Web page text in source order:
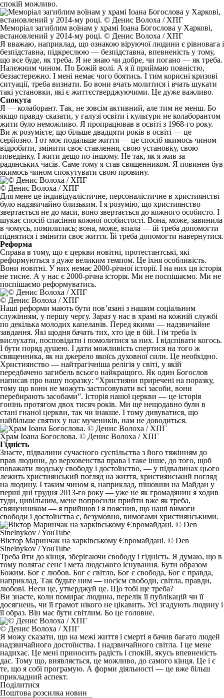
спокій можливо.
Меморіал загиблим воїнам у храмі Іоана Богослова у Харкові,
встановлений у 2014-му році. © Денис Волоха / ХПГ
Я вважаю, наприклад, що ознакою віруючої людини є рівновага і
безпідставна, підкреслюю — безпідставна, впевненість у тому,
що все буде, як треба. Я не знаю чи добре, чи погано — як треба.
Належним чином. По Божій волі. А я її приймаю повністю,
беззастережно. І мені немає чого боятись. І тим корисні кризові
ситуації, треба визнати. Бо вони вчать молитися і вчать шукати
такі установки, які є життєстверджуючими. Це дуже важливо.
Спокута
Я — колаборант. Так, не зовсім активний, але тим не менш. Бо
якщо правду сказати, у галузі освіти і культури не колаборантом
жити було неможливо. Я пропрацював в освіті з 1968-го року.
Ви ж розумієте, що більше двадцяти років в освіті — це
серйозно. І от моє подальше життя — це спосіб якимось чином
відробити, змінити своє ставлення, свою установку, свою
поведінку. І жити дещо по-іншому. Не так, як я жив за
радянських часів. Саме тому я став священником. Я повинен був
якимось чином спокутувати свою провину.
© Денис Волоха / ХПГ
Для мене це індивідуалістичне, персоналістичне в християнстві
було надзвичайно близьким. І я розумію, що християнство
звертається не до маси, воно звертається до кожного особисто. І
шукає спосіб спасіння кожної особистості. Вона, може, завинила
в чомусь, помилилась; вона, може, впала — їй треба допомогти
піднятися і змінити своє життя. Їй треба допомогти навернутися.
Реформа
Справа в тому, що є церкви новітні, протестантські, які
реформуються з дуже великим темпом. Це їхня особливість.
Вони новітні. У них немає 2000-річної історії. І на них ця історія
не тисне. А у нас є 2000-річна історія. Ми не поспішаємо. Ми не
поспішаємо реформуватись.
© Денис Волоха / ХПГ
Наші реформи мають бути пов’язані з нашим соціальним
служінням, у першу чергу. Зараз у нас в храмі на кожній службі
по декілька молодих капеланів. Перед якими — надзвичайне
завдання. Які щодня бачать тих, хто іде в бій. І їм треба їх
вислухати, посповідати і помолитися за них. І відспівати когось.
І бути поряд душею. І дати можливість спертися на того ж
священника, як на джерело якоїсь духовної сили. Це необхідно.
Християнство — найтрагічніша релігія у світі, у якій
передбачено загибель всього найкращого. Як один Богослов
написав про нашу поразку: “Християни приречені на поразку,
тому що вони не можуть застосовувати всі засоби, вони
перебирають засобами”. Історія нашої церкви — це історія
гонінь протягом двох тисяч років. Ми ще нещодавно були в
стані гнаної церкви, так чи інакше. І тому дивуватися, що
найбільше святих у нас мучеників, нам не доводиться.
Храм Іоана Богослова. © Денис Волоха / ХПГ
Гідність
Знаєте, підвалини сучасного суспільства з його тяжінням до
прав людини, до верховенства права і таке інше, до того, щоб
поважати людську свободу і достоїнство, — у підвалинах цього
лежить християнський погляд на життя, християнський погляд
на людину. І таким чином я, наприклад, пішовши на Майдан у
перші дні грудня 2013-го року — уже не як громадянин я ходив
туди, цивільним, мене попросили прийти вже як треба,
священником — я прийшов і я пояснив, що наші вимоги
свободи і достоїнства є, безумовно, вимогами християнськими.
Віктор Маринчак на харківському Євромайдані. © Den
Sinelnykov / YouTube
Треба йти до кінця, зберігаючи свободу і гідність. Я думаю, що в
тому полягає сенс і мета людського існування. Бути образом
Божим. Бог є любов. Бог є світло, Бог є свобода, Бог є правда,
наприклад. Так будьте ним — носієм свободи, світла, правди,
любові. Неси це, утверджуй це. Що тобі ще треба?
Ви знаєте, коли помирає людина, перелік її публікацій чи її
досягнень, чи її грамот нікого не цікавить. Усі згадують людину і
її образ. Він має бути світлим. Бо це головне.
© Денис Волоха / ХПГ
Я можу сказати, що на межі життя і смерті я бачив багато людей
надзвичайного достоїнства. І надзвичайного світла. І це мене
надихає. Це мені приносить радість і спокій, якусь впевненість
дає. Тому що, виявляється, це можливо, до самого кінця. Це і є
те, що я собі програмую. А форми діяльності — це вже більш
прикладний аспект.
Поділитися
Поштова розсилка новин